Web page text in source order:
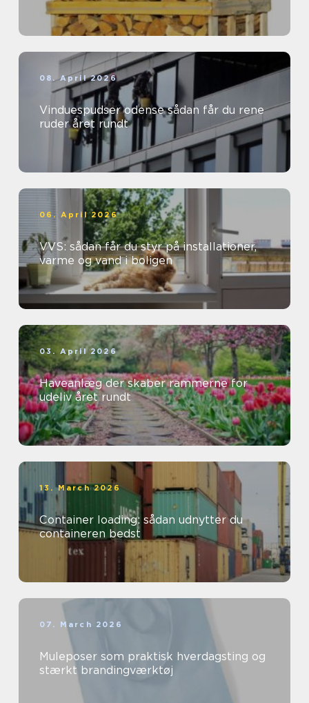
08. April 2026
Vinduespudser odense sådan får du rene
ruder året rundt
06. April 2026
VVS: sådan får du styr på installationer,
varme og vand i boligen
03. April 2026
Haveanlæg der skaber rammerne for
udeliv året rundt
13. March 2026
Container loading: sådan udnytter du
containeren bedst
07. March 2026
Muleposer som praktisk hverdagsting og
stærkt brandingværktøj